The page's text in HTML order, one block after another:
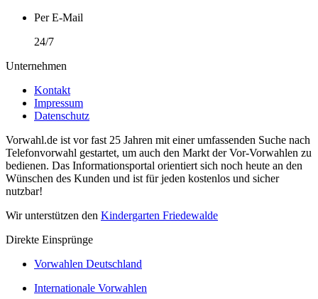
Per E-Mail
24/7
Unternehmen
Kontakt
Impressum
Datenschutz
Vorwahl.de ist vor fast 25 Jahren mit einer umfassenden Suche nach
Telefonvorwahl gestartet, um auch den Markt der Vor-Vorwahlen zu
bedienen. Das Informationsportal orientiert sich noch heute an den
Wünschen des Kunden und ist für jeden kostenlos und sicher
nutzbar!
Wir unterstützen den Kindergarten Friedewalde
Direkte Einsprünge
Vorwahlen Deutschland
Internationale Vorwahlen